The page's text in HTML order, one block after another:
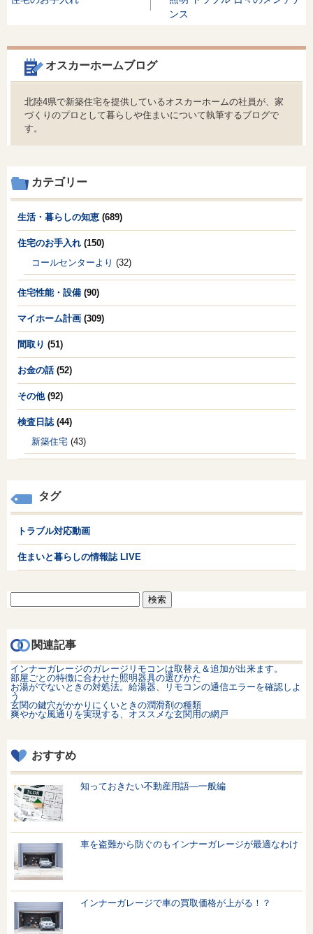
ンス
オスカーホームブログ
北陸4県で新築住宅を提供しているオスカーホームの社員が、家
づくりのプロとして暮らしや住まいについて執筆するブログで
す。
カテゴリー
生活・暮らしの知恵 (689)
住宅のお手入れ (150)
コールセンターより (32)
住宅性能・設備 (90)
マイホーム計画 (309)
間取り (51)
お金の話(52)
その他(92)
検査日誌 (44)
新築住宅 (43)
タグ
トラブル対応動画
住まいと暮らしの情報誌 LIVE
索:
関連記事
インナーガレージのガレージリモコンは取替え＆追加が出来ます。
部屋ごとの特徴に合わせた照明器具の選びかた
お湯がでないときの対処法。給湯器、リモコンの通信エラーを確認しよ
う
玄関の鍵穴がかかりにくいときの潤滑剤の種類
爽やかな風通りを実現する、オススメな玄関用の網戸
おすすめ
知っておきたい不動産用語—一般編
車を盗難から防ぐのもインナーガレージが最適なわけ
インナーガレージで車の買取価格が上がる！？